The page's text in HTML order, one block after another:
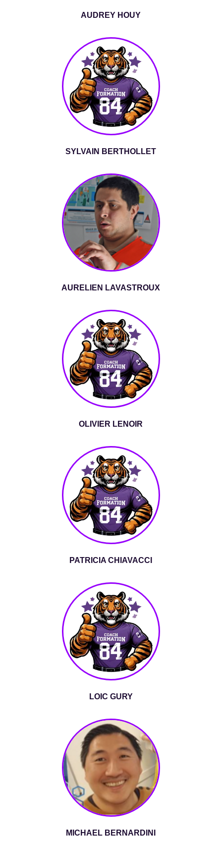
AUDREY HOUY
SYLVAIN BERTHOLLET
AURELIEN LAVASTROUX
OLIVIER LENOIR
PATRICIA CHIAVACCI
LOIC GURY
MICHAEL BERNARDINI